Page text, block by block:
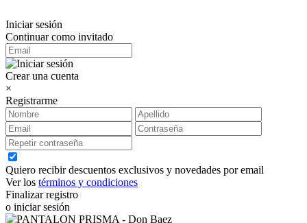
Iniciar sesión
Continuar como invitado
Crear una cuenta
×
Registrarme
Quiero recibir descuentos exclusivos y novedades por email
Ver los términos y condiciones
Finalizar registro
o iniciar sesión